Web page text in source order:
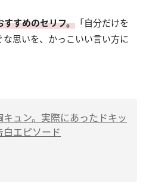
すすめのセリフ。 「自分だけを
思いを、かっこいい言い方に
キュン。実際にあったドキッ
白エピソード